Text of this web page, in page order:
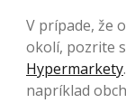
V prípade, že
okolí, pozrite
Hypermarkety
napríklad